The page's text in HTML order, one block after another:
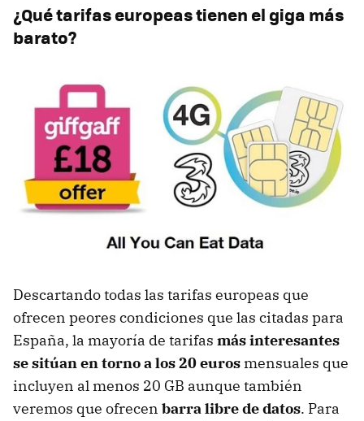
¿Qué tarifas europeas tienen el giga más
barato?
Descartando todas las tarifas europeas que
ofrecen peores condiciones que las citadas para
España, la mayoría de tarifas más interesantes
se sitúan en torno a los 20 euros mensuales que
incluyen al menos 20 GB aunque también
veremos que ofrecen barra libre de datos. Para